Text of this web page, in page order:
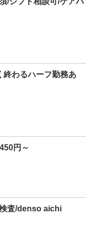
終わるハーフ勤務あ
円～
査/denso aichi